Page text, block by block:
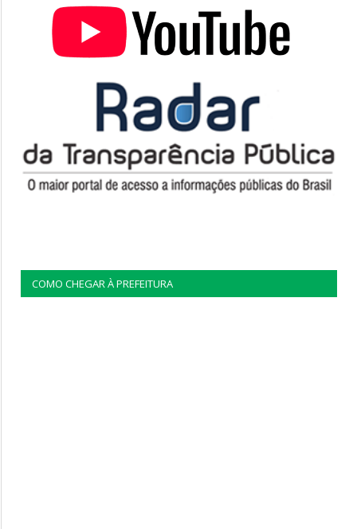
COMO CHEGAR À PREFEITURA